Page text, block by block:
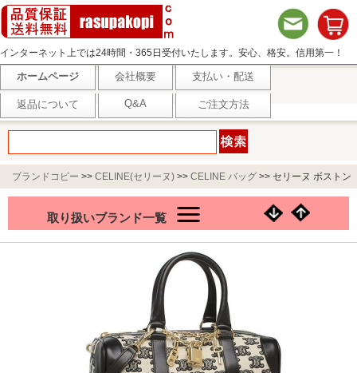
インターネット上では24時間・365日受付いたします。安心、格安。信用第一！
ホームページ 会社概要 支払い・配送
返品について Q&A ご注文方法
ブランドコピー >> CELINE(セリーヌ) >> CELINE バッグ >> セリーヌ ボストン
バッグ ショルダーバッグ トリオンフ パッドロック ブラック レディース
CELINE 193652CS8 38NO
取り扱いブランド一覧